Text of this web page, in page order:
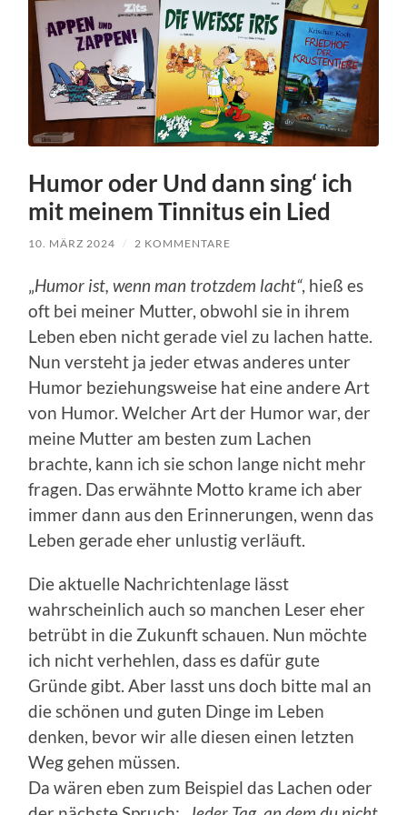
Humor oder Und dann sing‘ ich
mit meinem Tinnitus ein Lied
10. MÄRZ 2024 / 2 KOMMENTARE
„Humor ist, wenn man trotzdem lacht“, hieß es
oft bei meiner Mutter, obwohl sie in ihrem
Leben eben nicht gerade viel zu lachen hatte.
Nun versteht ja jeder etwas anderes unter
Humor beziehungsweise hat eine andere Art
von Humor. Welcher Art der Humor war, der
meine Mutter am besten zum Lachen
brachte, kann ich sie schon lange nicht mehr
fragen. Das erwähnte Motto krame ich aber
immer dann aus den Erinnerungen, wenn das
Leben gerade eher unlustig verläuft.
Die aktuelle Nachrichtenlage lässt
wahrscheinlich auch so manchen Leser eher
betrübt in die Zukunft schauen. Nun möchte
ich nicht verhehlen, dass es dafür gute
Gründe gibt. Aber lasst uns doch bitte mal an
die schönen und guten Dinge im Leben
denken, bevor wir alle diesen einen letzten
Weg gehen müssen.
Da wären eben zum Beispiel das Lachen oder